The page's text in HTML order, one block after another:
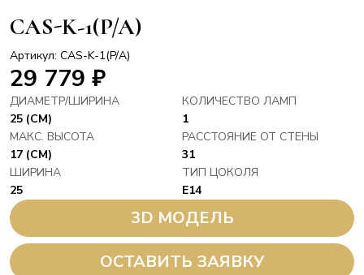
CAS-K-1(P/A)
Артикул: CAS-K-1(P/A)
29 779 ₽
ДИАМЕТР/ШИРИНА
25 (СМ)
КОЛИЧЕСТВО ЛАМП
1
МАКС. ВЫСОТА
17 (СМ)
РАССТОЯНИЕ ОТ СТЕНЫ
31
ШИРИНА
25
ТИП ЦОКОЛЯ
E14
3D МОДЕЛЬ
ОСТАВИТЬ ЗАЯВКУ